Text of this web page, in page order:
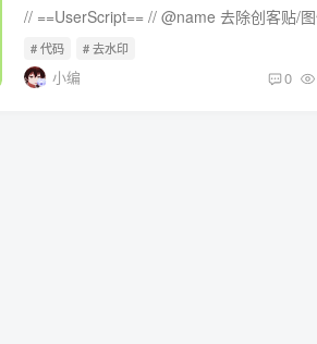
# 代码 # 去水印
小编 0